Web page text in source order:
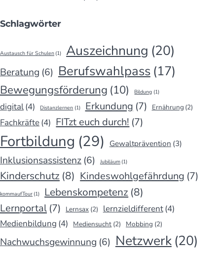
Schlagwörter
Austausch für Schulen (1) Auszeichnung (20)
Beratung (6) Berufswahlpass (17)
Bewegungsförderung (10) Bildung (1)
digital(4) Distanzlernen (1) Erkundung (7) Ernährung (2)
Fachkräfte(4) FITzt euch durch! (7)
Fortbildung (29) Gewaltprävention (3)
Inklusionsassistenz (6) Jubiläum (1)
Kinderschutz (8) Kindeswohlgefährdung (7)
kommaufTour (1) Lebenskompetenz (8)
Lernportal (7) Lernsax (2) lernzieldifferent(4)
Medienbildung (4) Mediensucht (2) Mobbing (2)
Nachwuchsgewinnung (6) Netzwerk(20)